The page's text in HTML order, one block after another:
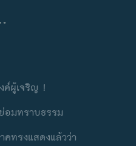
ค์ผู้เจริญ !
อมทราบธรรม
ทรงแสดงแล้วว่า